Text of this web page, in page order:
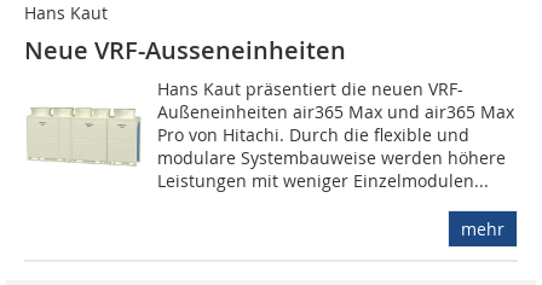
Hans Kaut
Neue VRF-Ausseneinheiten
Hans Kaut präsentiert die neuen VRF-
Außeneinheiten air365 Max und air365 Max
Pro von Hitachi. Durch die flexible und
modulare Systembauweise werden höhere
Leistungen mit weniger Einzelmodulen...
mehr